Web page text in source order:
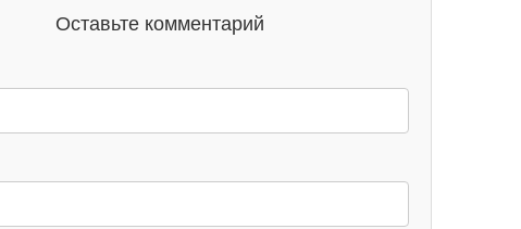
Оставьте комментарий